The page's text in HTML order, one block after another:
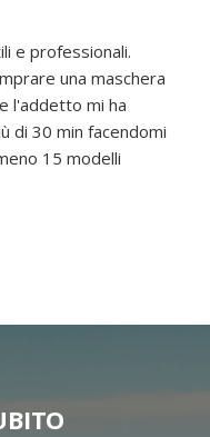
e professionali.
una maschera
l'addetto mi ha
di 30 min facendomi
15 modelli